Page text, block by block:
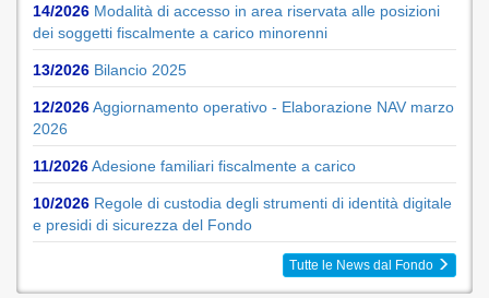
14/2026 Modalità di accesso in area riservata alle posizioni
dei soggetti fiscalmente a carico minorenni
13/2026 Bilancio 2025
12/2026Aggiornamento operativo - Elaborazione NAV marzo
2026
11/2026Adesione familiari fiscalmente a carico
10/2026 Regole di custodia degli strumenti di identità digitale
e presidi di sicurezza del Fondo
Tutte le News dal Fondo